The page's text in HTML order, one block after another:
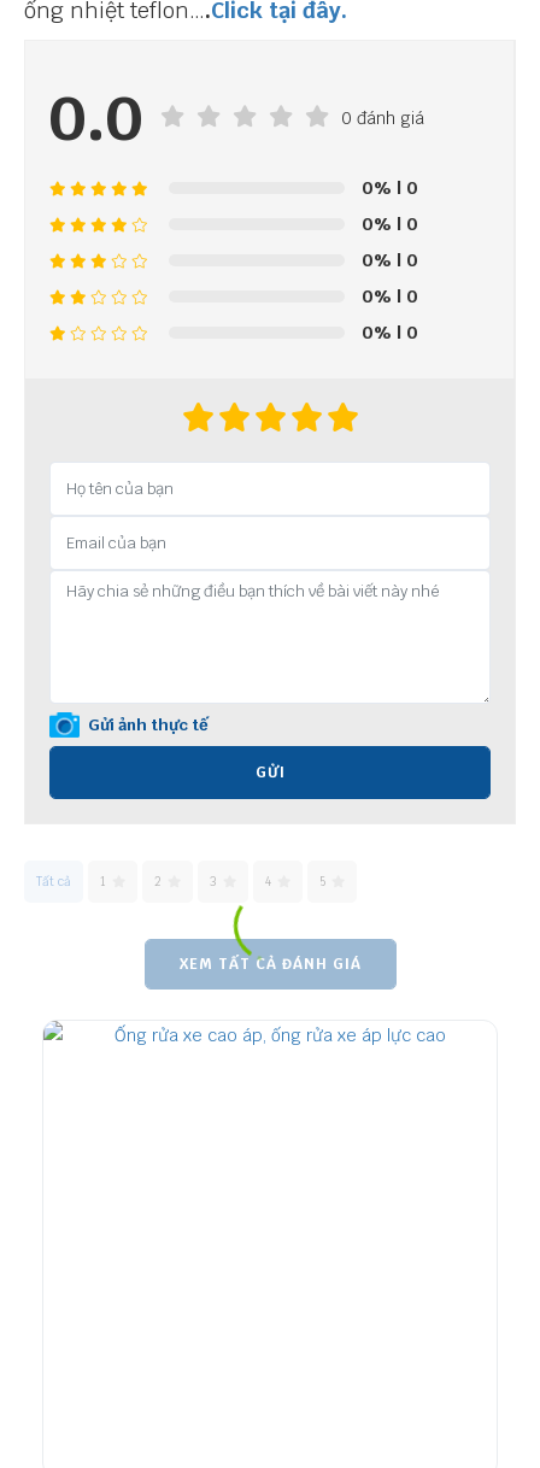
ống nhiệt teflon….Click tại đây.
0.0 0 đánh giá
0% | 0
0% | 0
0% | 0
0% | 0
0% | 0
Gửi ảnh thực tế
GỬI
Tất cả 1 2 3 4 5
XEM TẤT CẢ ĐÁNH GIÁ